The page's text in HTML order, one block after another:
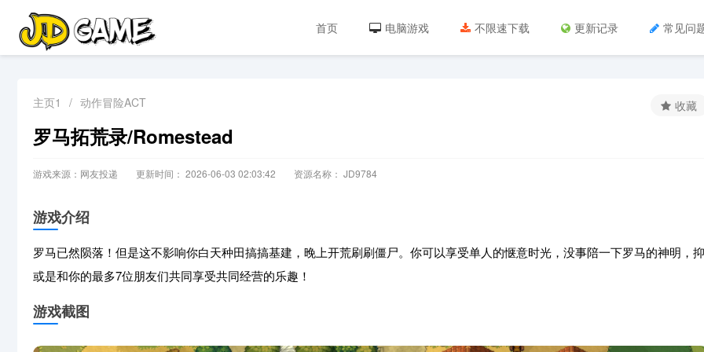
首页 电脑游戏 不限速下载 更新记录 常见问
主页1 / 动作冒险ACT
罗马拓荒录/Romestead
游戏来源：网友投递 更新时间： 2026-06-03 02:03:42 资源名称： JD9784
收藏
游戏介绍
罗马已然陨落！但是这不影响你白天种田搞搞基建，晚上开荒刷刷僵尸。你可以享受单人的惬意时光，没事陪一下罗马的神明，抑
或是和你的最多7位朋友们共同享受共同经营的乐趣！
游戏截图